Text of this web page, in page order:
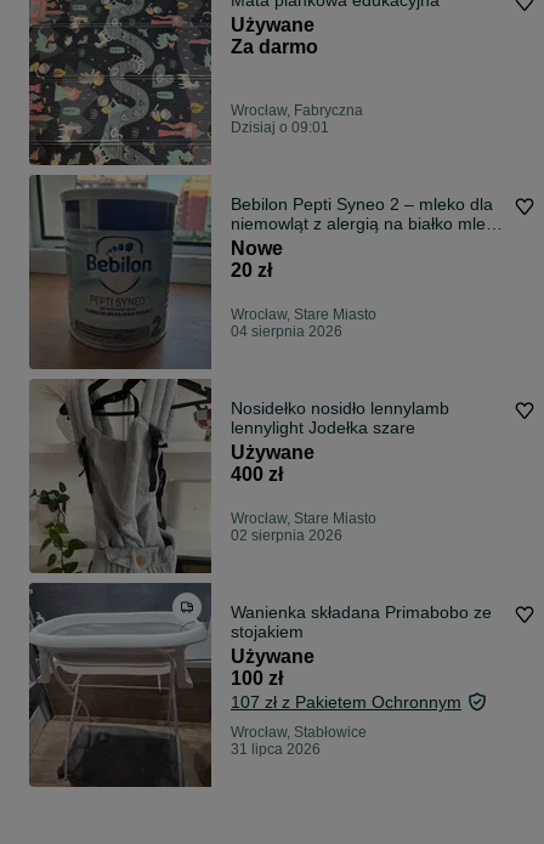
Używane
Za darmo
Wrocław, Fabryczna
Dzisiaj o 09:01
Bebilon Pepti Syneo 2 – mleko dla
niemowląt z alergią na białko mleka
krowiego
Nowe
20 zł
Wrocław, Stare Miasto
04 sierpnia 2026
Nosidełko nosidło lennylamb
lennylight Jodełka szare
Używane
400 zł
Wrocław, Stare Miasto
02 sierpnia 2026
Wanienka składana Primabobo ze
stojakiem
Używane
100 zł
107 zł z Pakietem Ochronnym
Wrocław, Stabłowice
31 lipca 2026